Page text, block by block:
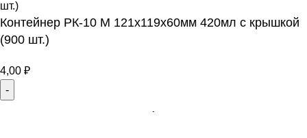
Контейнер РК-10 М 121х119х60мм 420мл с крышкой
(900 шт.)
4,00 ₽